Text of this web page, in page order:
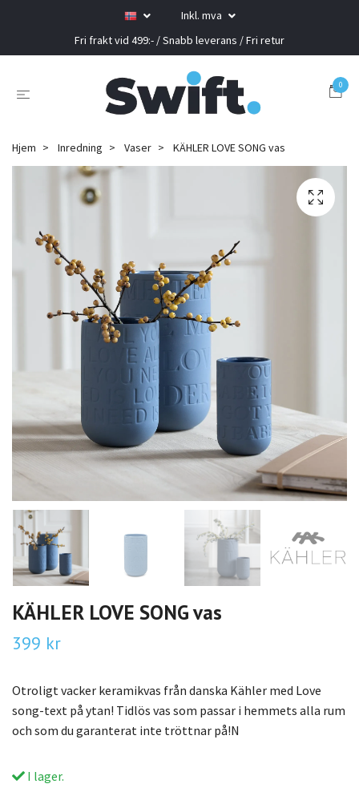
Inkl. mva
Fri frakt vid 499:- / Snabb leverans / Fri retur
0
Hjem Inredning Vaser KÄHLER LOVE SONG vas
KÄHLER LOVE SONG vas
399 kr
Otroligt vacker keramikvas från danska Kähler med Love
song-text på ytan! Tidlös vas som passar i hemmets alla rum
och som du garanterat inte tröttnar på!N
I lager.